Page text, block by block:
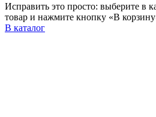
Исправить это просто: выберите в
товар и нажмите кнопку «В
В каталог